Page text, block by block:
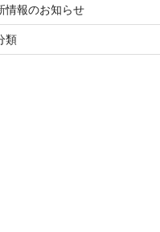
情報のお知らせ
類